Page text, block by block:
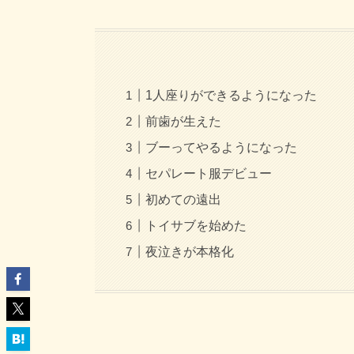
1人座りができるようになった
前歯が生えた
ブーってやるようになった
セパレート服デビュー
初めての遠出
トイサブを始めた
夜泣きが本格化